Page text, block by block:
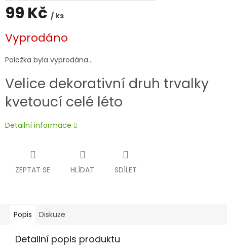
99 Kč / ks
cena:
Vyprodáno
Položka byla vyprodána…
Velice dekorativní druh trvalky
kvetoucí celé léto
Detailní informace
ZEPTAT SE HLÍDAT SDÍLET
Popis Diskuze
Detailní popis produktu